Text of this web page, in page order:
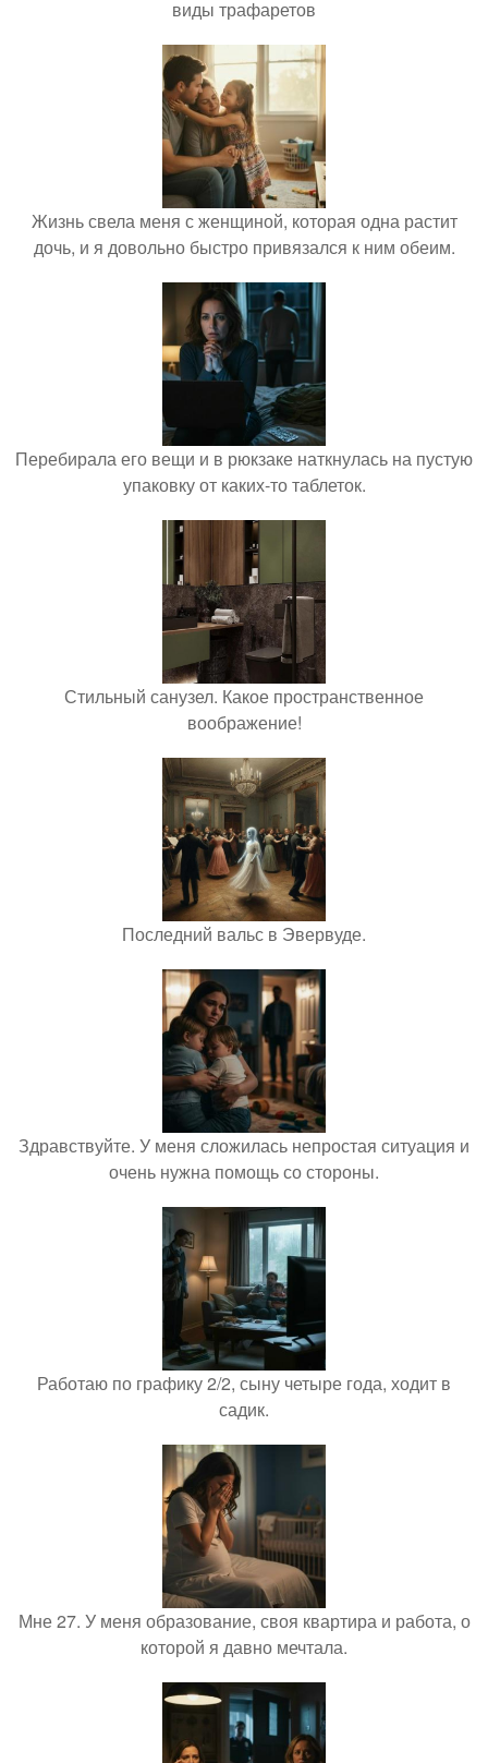
виды трафаретов
Жизнь свела меня с женщиной, которая одна растит
дочь, и я довольно быстро привязался к ним обеим.
Перебирала его вещи и в рюкзаке наткнулась на пустую
упаковку от каких-то таблеток.
Стильный санузел. Какое пространственное
воображение!
Последний вальс в Эвервуде.
Здравствуйте. У меня сложилась непростая ситуация и
очень нужна помощь со стороны.
Работаю по графику 2/2, сыну четыре года, ходит в
садик.
Мне 27. У меня образование, своя квартира и работа, о
которой я давно мечтала.